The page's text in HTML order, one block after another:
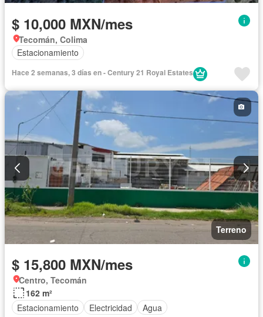
$ 10,000 MXN/mes
Tecomán, Colima
Estacionamiento
Hace 2 semanas, 3 días en - Century 21 Royal Estates
Terreno
$ 15,800 MXN/mes
Centro, Tecomán
162 m²
Estacionamiento
Electricidad Agua